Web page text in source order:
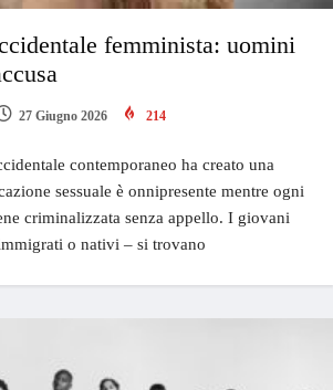
femminista: uomini
27 Giugno 2026 214
contemporaneo ha creato una
sessuale è onnipresente mentre ogni
criminalizzata senza appello. I giovani
o nativi – si trovano